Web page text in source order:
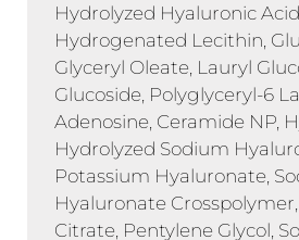
Hydrolyzed Hyaluronic
Hydrogenated Lecithin,
Glyceryl Oleate, Lauryl
Glucoside, Polyglyceryl-6
Adenosine, Ceramide NP,
Hydrolyzed Sodium
Potassium Hyaluronate,
Hyaluronate
Citrate, Pentylene Glycol,